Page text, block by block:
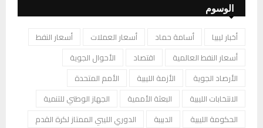
الوسوم
أخبار ليبيا أسامة حماد أسعار العملات
أسعار النفط
أسعار النفط العالمية
اقتصاد
الأحوال الجوية
الأرصاد الجوية
الأزمة الليبية
الأمم المتحدة
الانتخابات الليبية
البعثة الأممية
الجهاز الوطني للتنمية
الحكومة الليبية
الدبيبة
الدوري الليبي الممتاز لكرة القدم